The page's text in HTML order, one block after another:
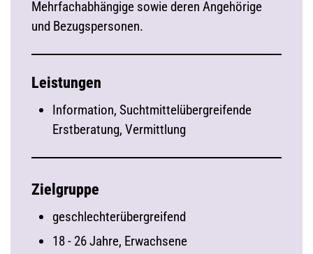
Mehrfachabhängige sowie deren Angehörige
und Bezugspersonen.
Leistungen
Information, Suchtmittelübergreifende
Erstberatung, Vermittlung
Zielgruppe
geschlechterübergreifend
18 - 26 Jahre, Erwachsene